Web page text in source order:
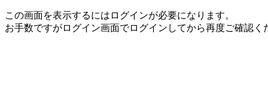
この画面を表示するにはログインが必要になります。
お手数ですがログイン画面でログインしてから再度ご確認く